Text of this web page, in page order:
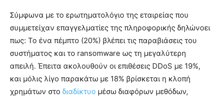
Σύμφωνα με το ερωτηματολόγιο της εταιρείας που
συμμετείχαν επαγγελματίες της πληροφορικής δηλώνοει
πως: Το ένα πέμπτο (20%) βλέπει τις παραβιάσεις του
συστήματος και το ransomware ως τη μεγαλύτερη
απειλή. Έπειτα ακολουθούν οι επιθέσεις DDoS με 19%,
και μόλις λίγο παρακάτω με 18% βρίσκεται η κλοπή
χρημάτων στο διαδίκτυο μέσω διαφόρων μεθόδων,